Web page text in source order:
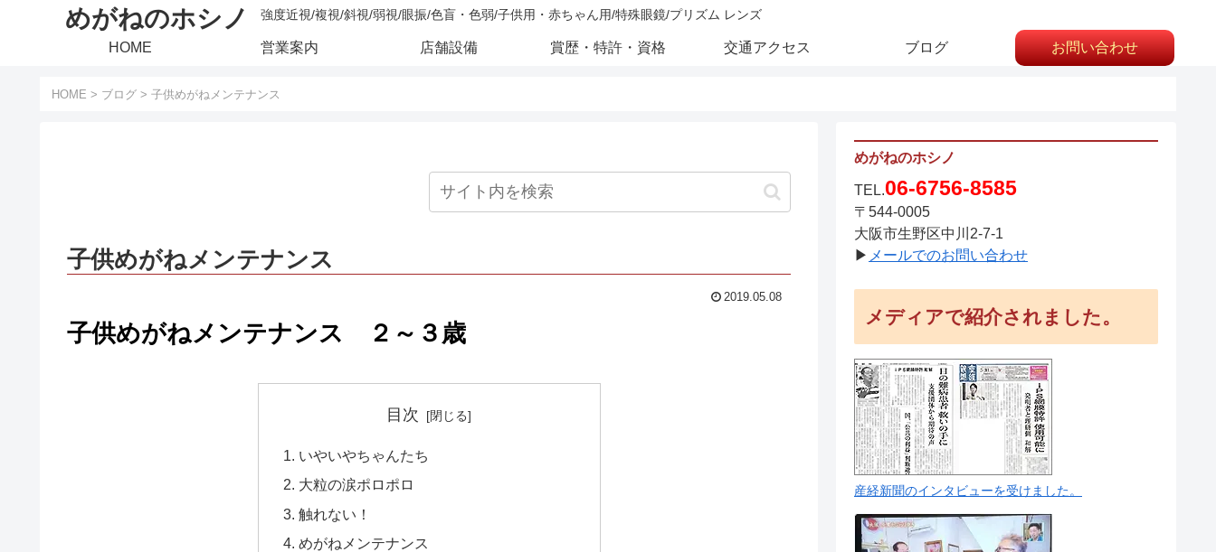
強度近視/複視/斜視/弱視/眼振/色盲・色弱/子供用・赤ちゃん用/特殊眼鏡/プリズム レンズ
めがねのホシノ
HOME 営業案内 店舗設備 賞歴・特許・資格 交通アクセス ブログ お問い合わせ
HOME > ブログ > 子供めがねメンテナンス
子供めがねメンテナンス
2019.05.08
子供めがねメンテナンス ２～３歳
目次
いやいやちゃんたち
大粒の涙ポロポロ
触れない！
めがねメンテナンス
めがねのホシノ
TEL.06-6756-8585
〒544-0005
大阪市生野区中川2-7-1
▶ メールでのお問い合わせ
メディアで紹介されました。
産経新聞のインタビューを受けました。